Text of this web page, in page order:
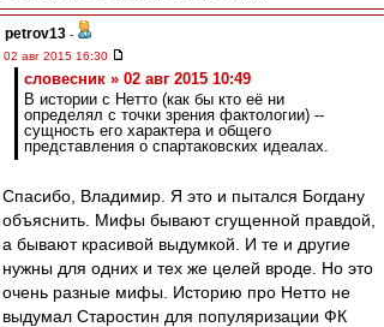
petrov13 -
02 авг 2015 16:30
словесник » 02 авг 2015 10:49
В истории с Нетто (как бы кто её ни
определял с точки зрения фактологии) --
сущность его характера и общего
представления о спартаковских идеалах.
Спасибо, Владимир. Я это и пытался Богдану
объяснить. Мифы бывают сгущенной правдой,
а бывают красивой выдумкой. И те и другие
нужны для одних и тех же целей вроде. Но это
очень разные мифы. Историю про Нетто не
выдумал Старостин для популяризации ФК